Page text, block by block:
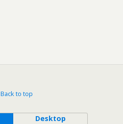
Back to top
Desktop